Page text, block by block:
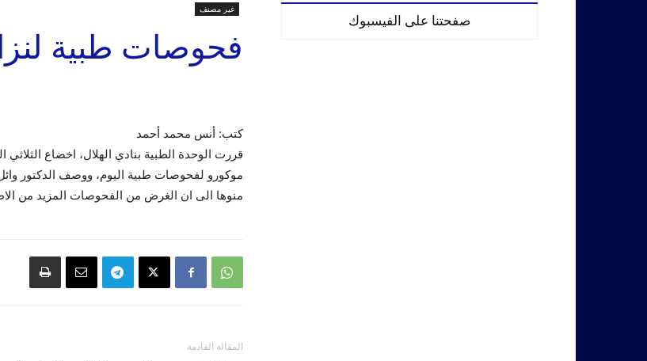
غير مصنف
فحوصات طبية
كتب: أنس محمد أحمد
قررت الوحدة الطبية بنادي الهلال، اخضاع
موكورو لفحوصات طبية اليوم، ووصف الدكتور
منوها الى ان الغرض من الفحوصات المزيد من
المقالة القادمة
صفحتنا على الفيسبوك